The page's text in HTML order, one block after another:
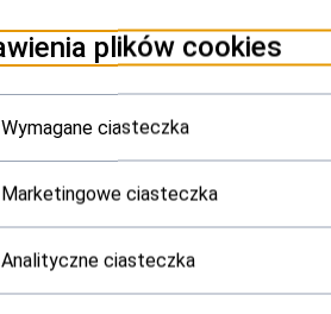
plików cookies
Wymagane ciasteczka
Marketingowe ciasteczka
Analityczne ciasteczka